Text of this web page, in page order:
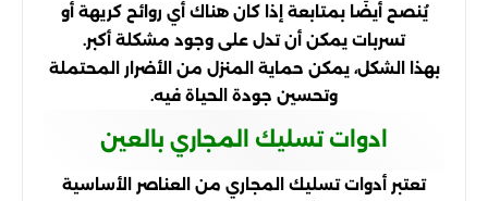
يُنصح أيضًا بمتابعة إذا كان هناك أي روائح كريهة أو
تسربات يمكن أن تدل على وجود مشكلة أكبر.
بهذا الشكل، يمكن حماية المنزل من الأضرار المحتملة
وتحسين جودة الحياة فيه.
ادوات تسليك المجاري بالعين
تعتبر أدوات تسليك المجاري من العناصر الأساسية